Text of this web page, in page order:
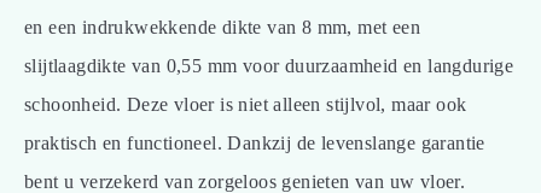
en een indrukwekkende dikte van 8 mm, met een
slijtlaagdikte van 0,55 mm voor duurzaamheid en langdurige
schoonheid. Deze vloer is niet alleen stijlvol, maar ook
praktisch en functioneel. Dankzij de levenslange garantie
bent u verzekerd van zorgeloos genieten van uw vloer.